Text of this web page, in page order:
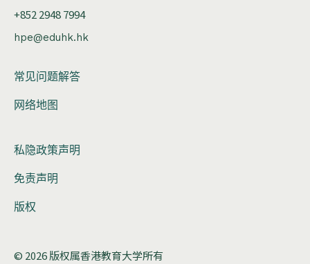
+852 2948 7994
hpe@eduhk.hk
常见问题解答
网络地图
私隐政策声明
免责声明
版权
© 2026 版权属香港教育大学所有